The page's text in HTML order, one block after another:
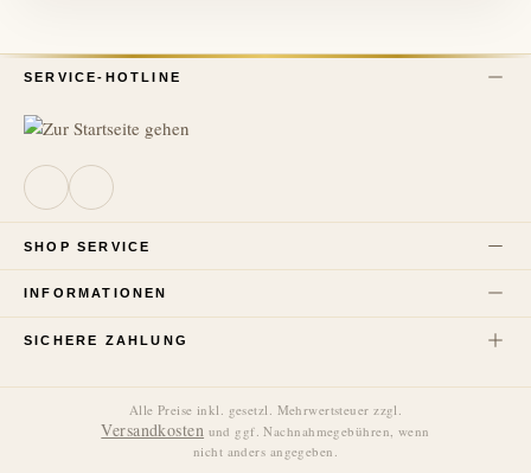
SERVICE-HOTLINE
SHOP SERVICE
INFORMATIONEN
SICHERE ZAHLUNG
Alle Preise inkl. gesetzl. Mehrwertsteuer zzgl.
Versandkosten und ggf. Nachnahmegebühren, wenn
nicht anders angegeben.